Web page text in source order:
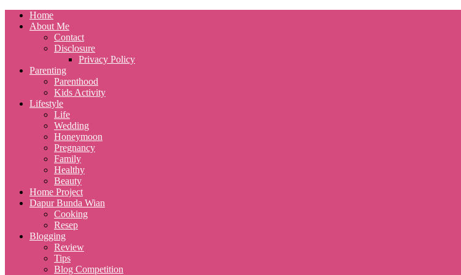
Home
About Me
Contact
Disclosure
Privacy Policy
Parenting
Parenthood
Kids Activity
Lifestyle
Life
Wedding
Honeymoon
Pregnancy
Family
Healthy
Beauty
Home Project
Dapur Bunda Wian
Cooking
Resep
Blogging
Review
Tips
Blog Competition